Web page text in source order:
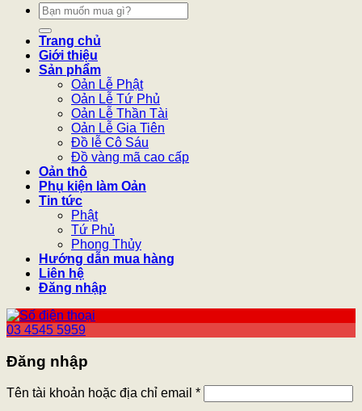
Tìm
kiếm:
Trang chủ
Giới thiệu
Sản phẩm
Oản Lễ Phật
Oản Lễ Tứ Phủ
Oản Lễ Thần Tài
Oản Lễ Gia Tiên
Đồ lễ Cô Sáu
Đồ vàng mã cao cấp
Oản thô
Phụ kiện làm Oản
Tin tức
Phật
Tứ Phủ
Phong Thủy
Hướng dẫn mua hàng
Liên hệ
Đăng nhập
03 4545 5959
Đăng nhập
Tên tài khoản hoặc địa chỉ email *